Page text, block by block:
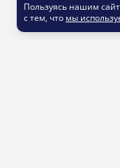
Пользуясь нашим
с тем, что мы